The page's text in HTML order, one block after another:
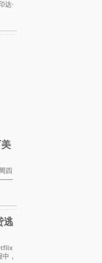
达·
四
——
逃
，